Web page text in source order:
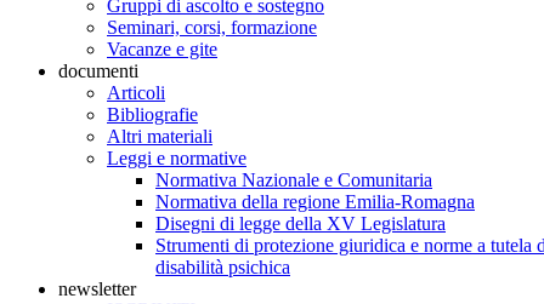
Gruppi di ascolto e sostegno
Seminari, corsi, formazione
Vacanze e gite
documenti
Articoli
Bibliografie
Altri materiali
Leggi e normative
Normativa Nazionale e Comunitaria
Normativa della regione Emilia-Romagna
Disegni di legge della XV Legislatura
Strumenti di protezione giuridica e norme a tutela
disabilità psichica
newsletter